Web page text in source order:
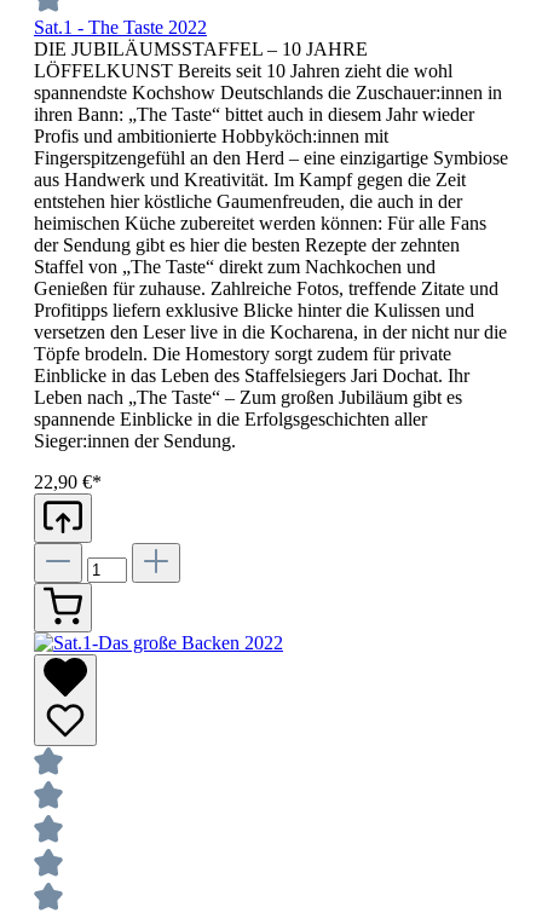
Sat.1 - The Taste 2022
DIE JUBILÄUMSSTAFFEL – 10 JAHRE
LÖFFELKUNST Bereits seit 10 Jahren zieht die wohl
spannendste Kochshow Deutschlands die Zuschauer:innen in
ihren Bann: „The Taste“ bittet auch in diesem Jahr wieder
Profis und ambitionierte Hobbyköch:innen mit
Fingerspitzengefühl an den Herd – eine einzigartige Symbiose
aus Handwerk und Kreativität. Im Kampf gegen die Zeit
entstehen hier köstliche Gaumenfreuden, die auch in der
heimischen Küche zubereitet werden können: Für alle Fans
der Sendung gibt es hier die besten Rezepte der zehnten
Staffel von „The Taste“ direkt zum Nachkochen und
Genießen für zuhause. Zahlreiche Fotos, treffende Zitate und
Profitipps liefern exklusive Blicke hinter die Kulissen und
versetzen den Leser live in die Kocharena, in der nicht nur die
Töpfe brodeln. Die Homestory sorgt zudem für private
Einblicke in das Leben des Staffelsiegers Jari Dochat. Ihr
Leben nach „The Taste“ – Zum großen Jubiläum gibt es
spannende Einblicke in die Erfolgsgeschichten aller
Sieger:innen der Sendung.
22,90 €*